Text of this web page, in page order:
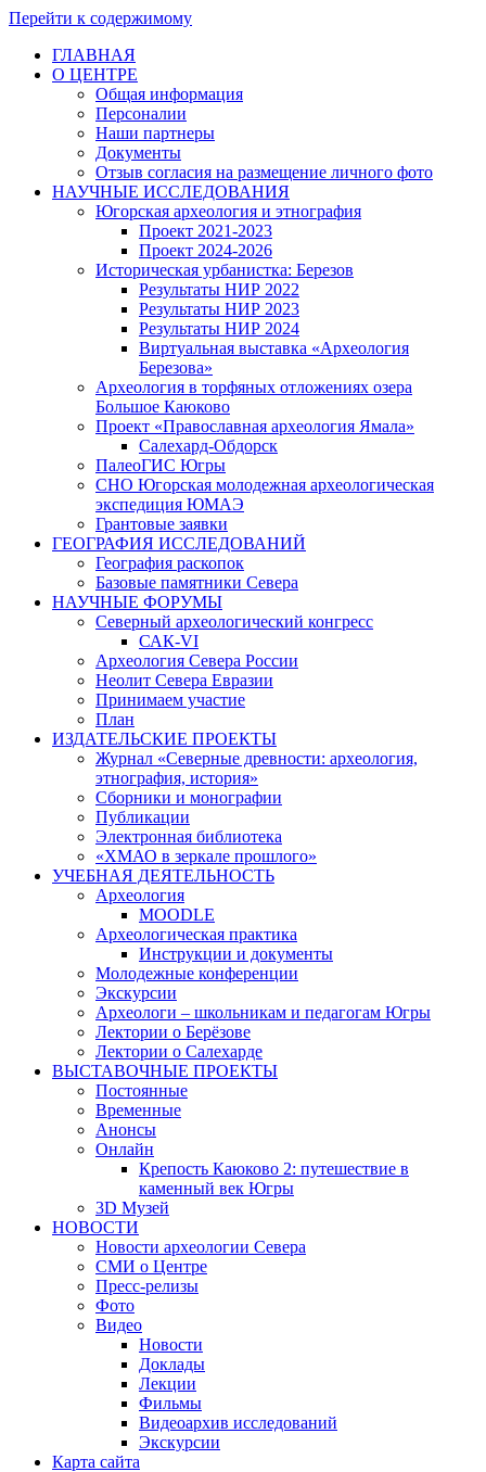
Перейти к содержимому
ГЛАВНАЯ
О ЦЕНТРЕ
Общая информация
Персоналии
Наши партнеры
Документы
Отзыв согласия на размещение личного фото
НАУЧНЫЕ ИССЛЕДОВАНИЯ
Югорская археология и этнография
Проект 2021-2023
Проект 2024-2026
Историческая урбанистка: Березов
Результаты НИР 2022
Результаты НИР 2023
Результаты НИР 2024
Виртуальная выставка «Археология
Березова»
Археология в торфяных отложениях озера
Большое Каюково
Проект «Православная археология Ямала»
Салехард-Обдорск
ПалеоГИС Югры
СНО Югорская молодежная археологическая
экспедиция ЮМАЭ
Грантовые заявки
ГЕОГРАФИЯ ИССЛЕДОВАНИЙ
География раскопок
Базовые памятники Севера
НАУЧНЫЕ ФОРУМЫ
Северный археологический конгресс
САК-VI
Археология Севера России
Неолит Севера Евразии
Принимаем участие
План
ИЗДАТЕЛЬСКИЕ ПРОЕКТЫ
Журнал «Северные древности: археология,
этнография, история»
Сборники и монографии
Публикации
Электронная библиотека
«ХМАО в зеркале прошлого»
УЧЕБНАЯ ДЕЯТЕЛЬНОСТЬ
Археология
MOODLE
Археологическая практика
Инструкции и документы
Молодежные конференции
Экскурсии
Археологи – школьникам и педагогам Югры
Лектории о Берёзове
Лектории о Салехарде
ВЫСТАВОЧНЫЕ ПРОЕКТЫ
Постоянные
Временные
Анонсы
Онлайн
Крепость Каюково 2: путешествие в
каменный век Югры
3D Музей
НОВОСТИ
Новости археологии Севера
СМИ о Центре
Пресс-релизы
Фото
Видео
Новости
Доклады
Лекции
Фильмы
Видеоархив исследований
Экскурсии
Карта сайта